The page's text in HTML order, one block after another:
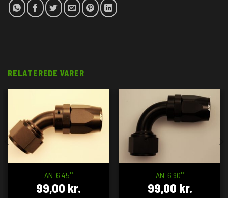
RELATEREDE VARER
AN-6 45°
99,00 kr.
AN-6 90°
99,00 kr.